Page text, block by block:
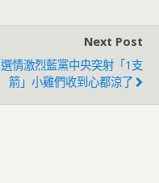
Next Post
選情激烈藍黨中央突射「1支
箭」小雞們收到心都涼了